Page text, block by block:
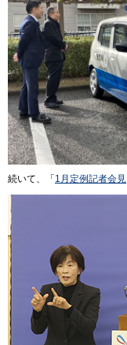
続いて、「 1月定例記者会見